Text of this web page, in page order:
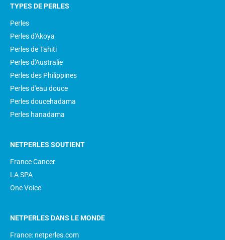
TYPES DE PERLES
Perles
Perles d'Akoya
Perles de Tahiti
Perles d'Australie
Perles des Philippines
Perles d'eau douce
Perles doucehadama
Perles hanadama
NETPERLES SOUTIENT
France Cancer
LA SPA
One Voice
NETPERLES DANS LE MONDE
France: netperles.com